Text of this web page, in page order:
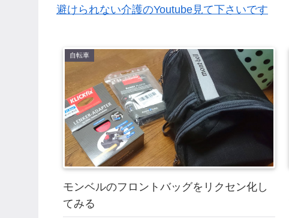
避けられない介護のYoutube見て下さいです
自転車
モンベルのフロントバッグをリクセン化し
てみる